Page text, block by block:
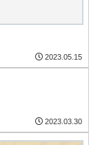
2023.05.15
2023.03.30